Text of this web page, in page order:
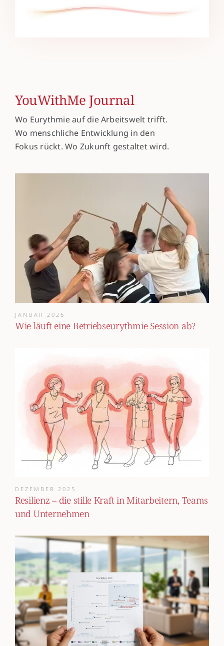
YouWithMe Journal
Wo Eurythmie auf die Arbeitswelt trifft.
Wo menschliche Entwicklung in den
Fokus rückt. Wo Zukunft gestaltet wird.
JANUAR 2026
Wie läuft eine Betriebseurythmie Session ab?
DEZEMBER 2025
Resilienz – die stille Kraft in Mitarbeitern, Teams
und Unternehmen